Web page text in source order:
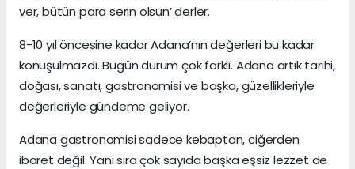
ver, bütün para serin olsun’ derler.
8-10 yıl öncesine kadar Adana’nın değerleri bu kadar
konuşulmazdı. Bugün durum çok farklı. Adana artık tarihi,
doğası, sanatı, gastronomisi ve başka, güzellikleriyle
değerleriyle gündeme geliyor.
Adana gastronomisi sadece kebaptan, ciğerden
ibaret değil. Yanı sıra çok sayıda başka eşsiz lezzet de